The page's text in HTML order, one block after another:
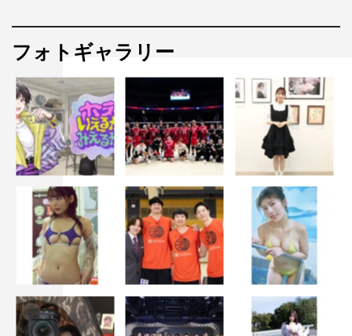
といつか。「好き」だけで突っ走ることができないオトナ
の恋は、本当にこのまま終わってしまうのか――。はたし
番組情報
『ハマる男に蹴りたい女』
テレビ朝日系
毎週土曜 午後11時～11時30分
公式HP：https://www.tv-asahi.co.jp/hamaruotoko/
フォトギャラリー